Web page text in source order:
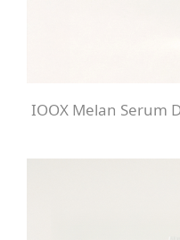
IOOX Melan Serum